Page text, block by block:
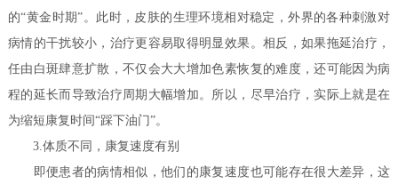
的“黄金时期”。此时，皮肤的生理环境相对稳定，外界的各种刺激对
病情的干扰较小，治疗更容易取得明显效果。相反，如果拖延治疗，
任由白斑肆意扩散，不仅会大大增加色素恢复的难度，还可能因为病
程的延长而导致治疗周期大幅增加。所以，尽早治疗，实际上就是在
为缩短康复时间“踩下油门”。
3.体质不同，康复速度有别
即便患者的病情相似，他们的康复速度也可能存在很大差异，这